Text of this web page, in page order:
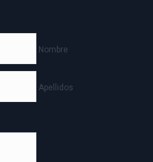
Nombre
Apellidos